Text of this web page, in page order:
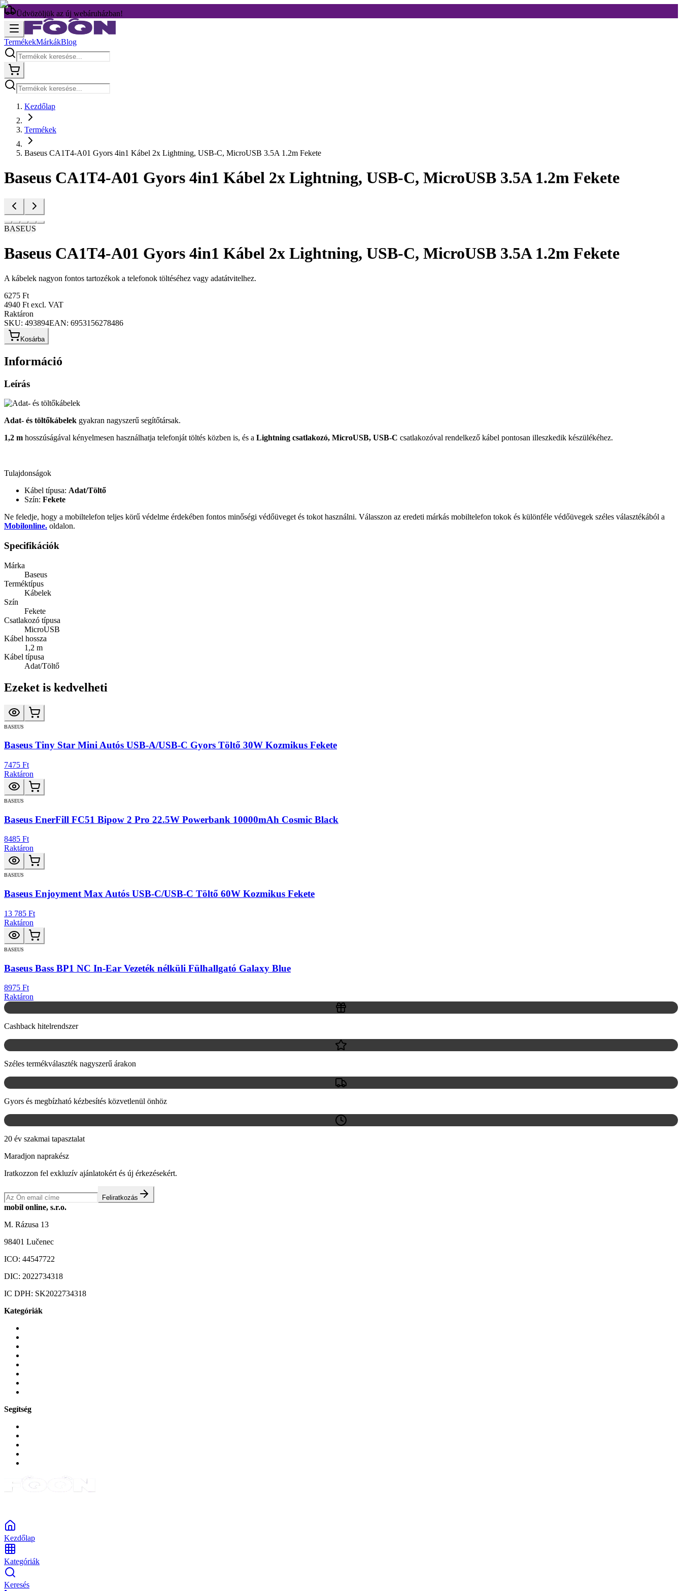
Üdvözöljük az új webáruházban!
TermékekMárkákBlog
Kezdőlap
Termékek
Baseus CA1T4-A01 Gyors 4in1 Kábel 2x Lightning, USB-C, MicroUSB 3.5A 1.2m Fekete
Baseus CA1T4-A01 Gyors 4in1 Kábel 2x Lightning, USB-C, MicroUSB 3.5A 1.2m Fekete
BASEUS
Baseus CA1T4-A01 Gyors 4in1 Kábel 2x Lightning, USB-C, MicroUSB 3.5A 1.2m Fekete
A kábelek nagyon fontos tartozékok a telefonok töltéséhez vagy adatátvitelhez.
6275 Ft
4940 Ft excl. VAT
Raktáron
SKU: 493894EAN: 6953156278486
Kosárba
Információ
Leírás
Adat- és töltőkábelek gyakran nagyszerű segítőtársak.
1,2 m hosszúságával kényelmesen használhatja telefonját töltés közben is, és a Lightning csatlakozó, MicroUSB, USB-C csatlakozóval rendelkező kábel pontosan illeszkedik készülékéhez.
Tulajdonságok
Kábel típusa: Adat/Töltő
Szín: Fekete
Ne feledje, hogy a mobiltelefon teljes körű védelme érdekében fontos minőségi védőüveget és tokot használni. Válasszon az eredeti márkás mobiltelefon tokok és különféle védőüvegek széles választékából a
Mobilonline. oldalon.
Specifikációk
Márka
Baseus
Terméktípus
Kábelek
Szín
Fekete
Csatlakozó típusa
MicroUSB
Kábel hossza
1,2 m
Kábel típusa
Adat/Töltő
Ezeket is kedvelheti
BASEUS
Baseus Tiny Star Mini Autós USB-A/USB-C Gyors Töltő 30W Kozmikus Fekete
7475 Ft
Raktáron
BASEUS
Baseus EnerFill FC51 Bipow 2 Pro 22.5W Powerbank 10000mAh Cosmic Black
8485 Ft
Raktáron
BASEUS
Baseus Enjoyment Max Autós USB-C/USB-C Töltő 60W Kozmikus Fekete
13 785 Ft
Raktáron
BASEUS
Baseus Bass BP1 NC In-Ear Vezeték nélküli Fülhallgató Galaxy Blue
8975 Ft
Raktáron
Cashback hitelrendszer
Széles termékválaszték nagyszerű árakon
Gyors és megbízható kézbesítés közvetlenül önhöz
20 év szakmai tapasztalat
Maradjon naprakész
Iratkozzon fel exkluzív ajánlatokért és új érkezésekért.
Feliratkozás
mobil online, s.r.o.
M. Rázusa 13
98401 Lučenec
ICO: 44547722
DIC: 2022734318
IC DPH: SK2022734318
Kategóriák
Segítség
Kezdőlap
Kategóriák
Keresés